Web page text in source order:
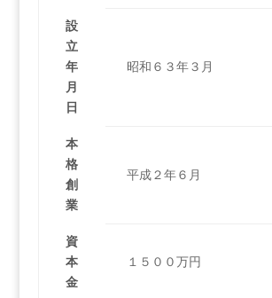
設
立
年
月
日
昭和６３年３月
本
格
創
業
平成２年６月
資
本
金
１５００万円